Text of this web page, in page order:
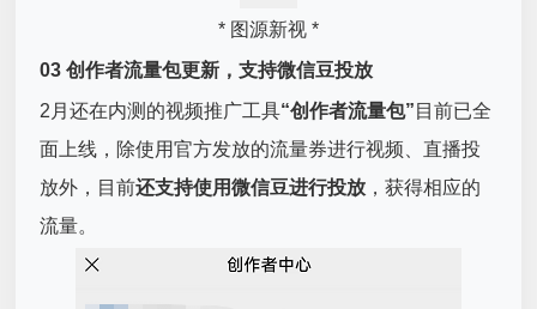
* 图源新视 *
03 创作者流量包更新，支持微信豆投放
2月还在内测的视频推广工具“创作者流量包” 目前已全
面上线，除使用官方发放的流量券进行视频、直播投
放外，目前还支持使用微信豆进行投放 ，获得相应的
流量。